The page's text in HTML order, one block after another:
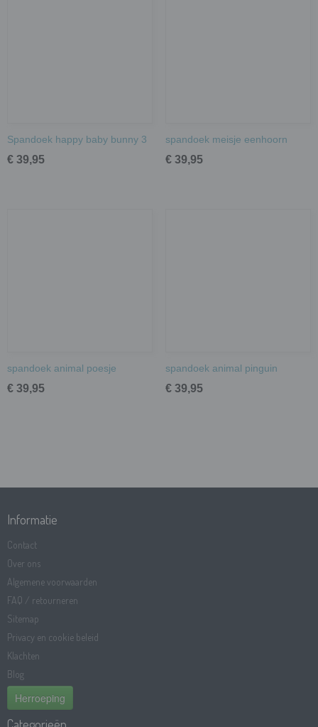
Spandoek happy baby bunny 3
€ 39,95
spandoek meisje eenhoorn
€ 39,95
spandoek animal poesje
€ 39,95
spandoek animal pinguin
€ 39,95
Informatie
Contact
Over ons
Algemene voorwaarden
FAQ / retourneren
Sitemap
Privacy en cookie beleid
Klachten
Blog
Herroeping